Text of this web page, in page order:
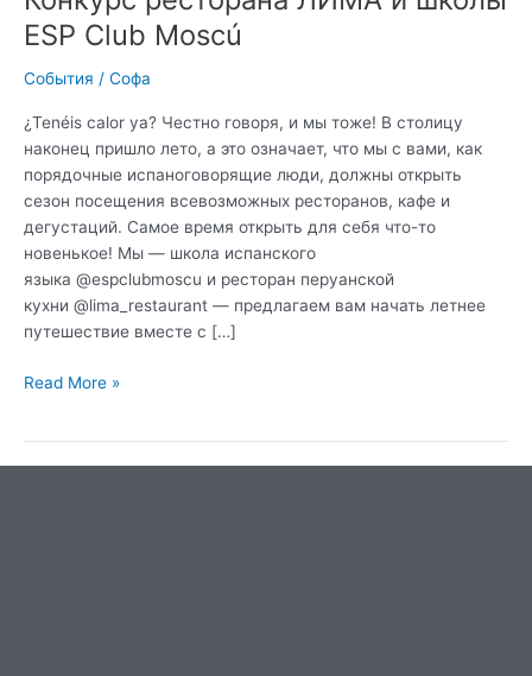
ESP Club Moscú
События / Софа
¿Tenéis calor ya? Честно говоря, и мы тоже! В столицу
наконец пришло лето, а это означает, что мы с вами, как
порядочные испаноговорящие люди, должны открыть
сезон посещения всевозможных ресторанов, кафе и
дегустаций. Самое время открыть для себя что-то
новенькое! Мы — школа испанского
языка @espclubmoscu и ресторан перуанской
кухни @lima_restaurant — предлагаем вам начать летнее
путешествие вместе с […]
Read More »